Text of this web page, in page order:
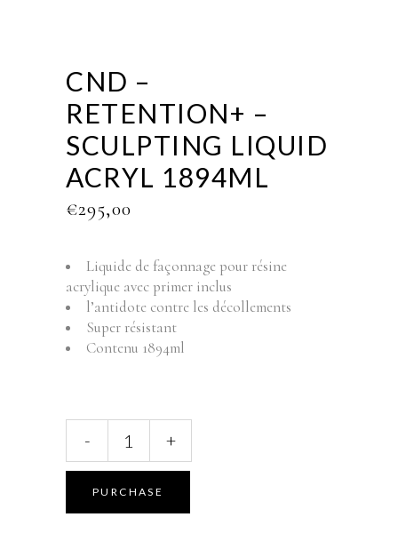
CND –
RETENTION+ –
SCULPTING LIQUID
ACRYL 1894ML
€295,00
Liquide de façonnage pour résine
acrylique avec primer inclus
l’antidote contre les décollements
Super résistant
Contenu 1894ml
RETENTION+
SCULPTING
- +
PURCHASE